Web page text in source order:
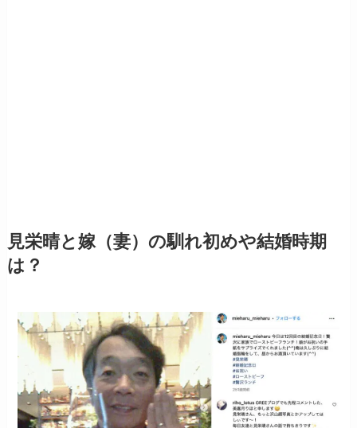
見栄晴と嫁（妻）の馴れ初めや結婚時期
は？